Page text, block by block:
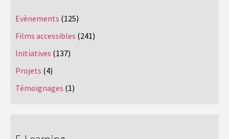
Evènements (125)
Films accessibles (241)
Initiatives (137)
Projets (4)
Témoignages (1)